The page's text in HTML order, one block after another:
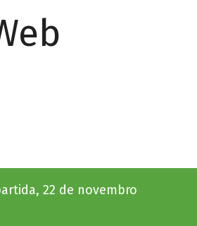
22 de novembro